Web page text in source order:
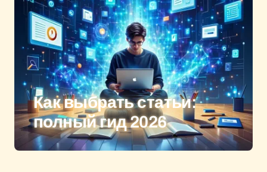
Как выбрать статьи:
полный гид 2026